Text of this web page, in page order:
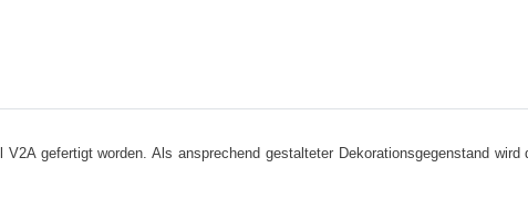
gefertigt worden. Als ansprechend gestalteter Dekorationsgegenstand